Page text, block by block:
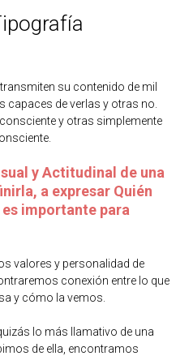
su contenido de mil
de verlas y otras no.
y otras simplemente
y Actitudinal de una
a expresar Quién
es importante para
valores y personalidad de
conexión entre lo que
y cómo la vemos.
lo más llamativo de una
de ella, encontramos